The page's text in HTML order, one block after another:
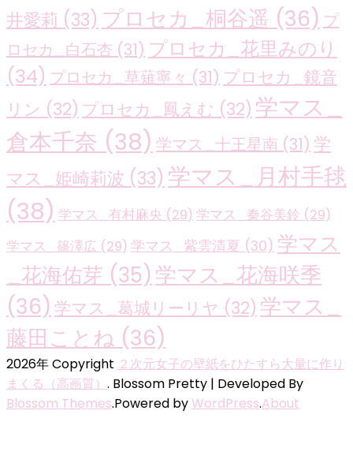
井愛莉 (33) プロセカ_桐谷遥 (36) プ
ロセカ_白石杏 (31) プロセカ_花里みのり
(34) プロセカ_草薙寧々 (31) プロセカ_鏡音
リン (32) プロセカ_鳳えむ (32) 学マス_
倉本千奈 (38) 学マス_十王星南 (31) 学
マス_姫崎莉波 (33) 学マス_月村手毬
(38) 学マス_有村麻央 (29) 学マス_秦谷美鈴 (29)
学マス_篠澤広 (29) 学マス_紫雲清夏 (30) 学マス
_花海佑芽 (35) 学マス_花海咲季
(36) 学マス_葛城リーリヤ (32) 学マス_
藤田ことね (36)
2026年 Copyright ２次元女子の壁紙をひたすら大量に作り
まくる（高画質） . Blossom Pretty | Developed By
Blossom Themes.Powered byWordPress.About